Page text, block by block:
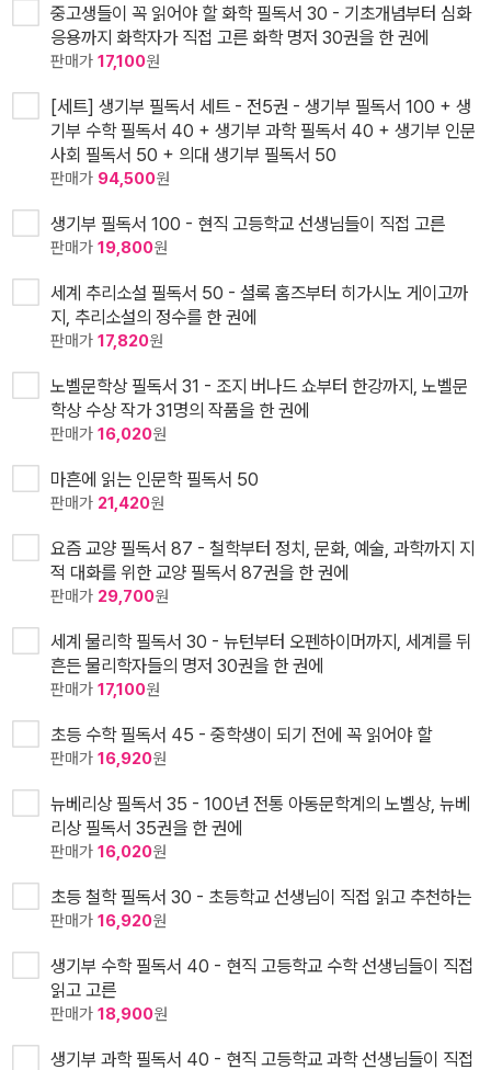
중고생들이 꼭 읽어야 할 화학 필독서 30 - 기초개념부터 심화
응용까지 화학자가 직접 고른 화학 명저 30권을 한 권에
판매가 17,100원
[세트] 생기부 필독서 세트 - 전5권 - 생기부 필독서 100 + 생
기부 수학 필독서 40 + 생기부 과학 필독서 40 + 생기부 인문
사회 필독서 50 + 의대 생기부 필독서 50
판매가 94,500원
생기부 필독서 100 - 현직 고등학교 선생님들이 직접 고른
판매가 19,800원
세계 추리소설 필독서 50 - 셜록 홈즈부터 히가시노 게이고까
지, 추리소설의 정수를 한 권에
판매가 17,820원
노벨문학상 필독서 31 - 조지 버나드 쇼부터 한강까지, 노벨문
학상 수상 작가 31명의 작품을 한 권에
판매가 16,020원
마흔에 읽는 인문학 필독서 50
판매가 21,420원
요즘 교양 필독서 87 - 철학부터 정치, 문화, 예술, 과학까지 지
적 대화를 위한 교양 필독서 87권을 한 권에
판매가 29,700원
세계 물리학 필독서 30 - 뉴턴부터 오펜하이머까지, 세계를 뒤
흔든 물리학자들의 명저 30권을 한 권에
판매가 17,100원
초등 수학 필독서 45 - 중학생이 되기 전에 꼭 읽어야 할
판매가 16,920원
뉴베리상 필독서 35 - 100년 전통 아동문학계의 노벨상, 뉴베
리상 필독서 35권을 한 권에
판매가 16,020원
초등 철학 필독서 30 - 초등학교 선생님이 직접 읽고 추천하는
판매가 16,920원
생기부 수학 필독서 40 - 현직 고등학교 수학 선생님들이 직접
읽고 고른
판매가 18,900원
생기부 과학 필독서 40 - 현직 고등학교 과학 선생님들이 직접